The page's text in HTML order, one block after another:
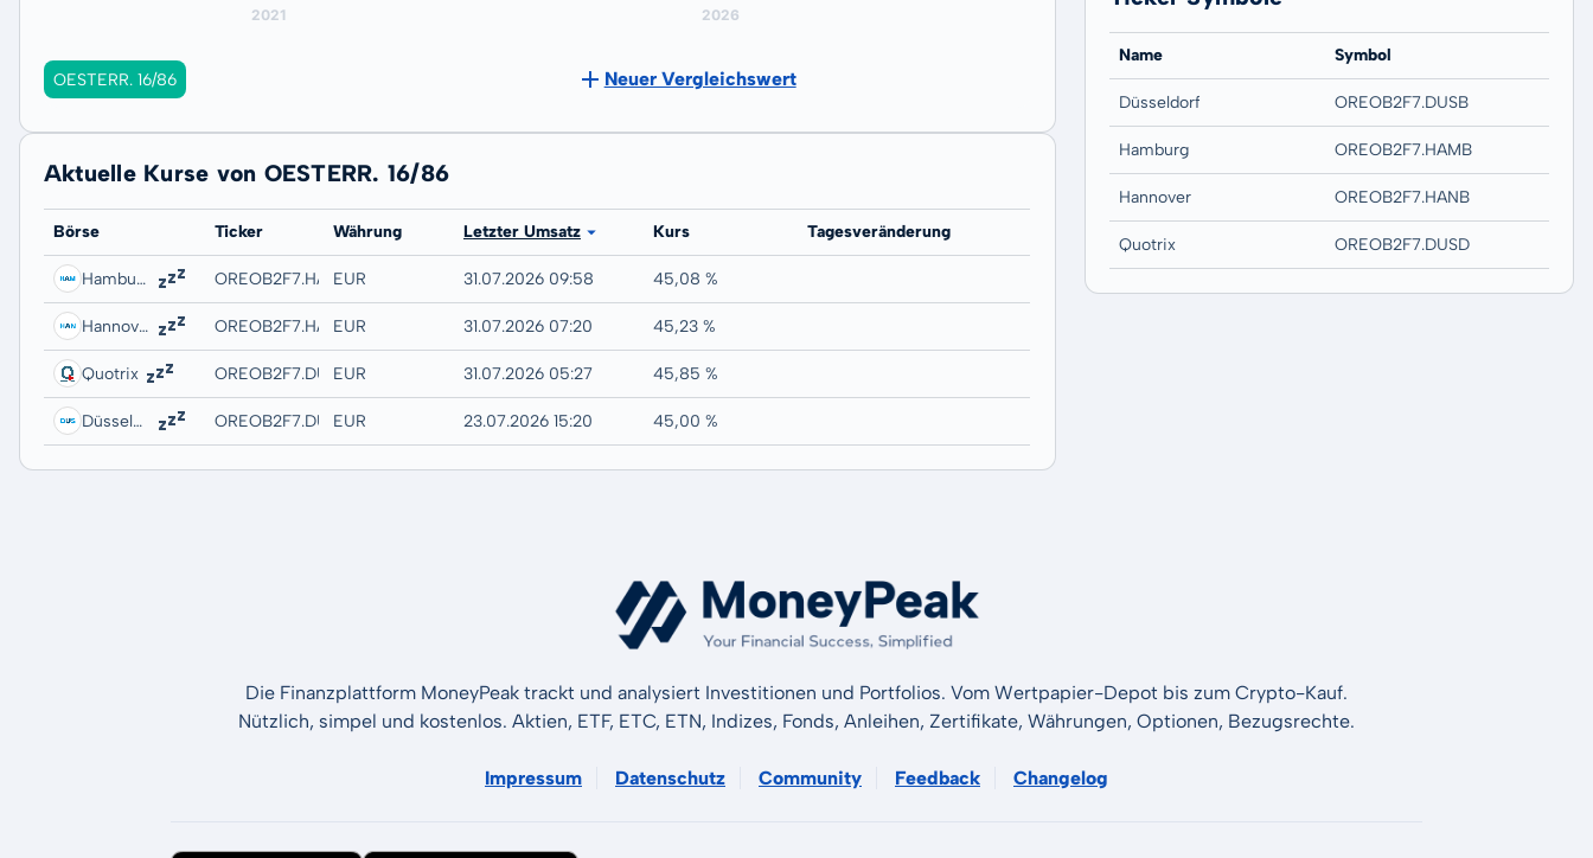
OESTERR. 16/86 Neuer Vergleichswert
Aktuelle Kurse von OESTERR. 16/86
Börse Ticker Währung Letzter Umsatz Kurs Tagesveränderung
Hamburg OREOB2F7.HAMBEUR 31.07.2026 09:58 45,08 %
Hannover OREOB2F7.HANBEUR 31.07.2026 07:20 45,23 %
Quotrix OREOB2F7.DUSDEUR 31.07.2026 05:27 45,85 %
Düsseldorf OREOB2F7.DUSBEUR 23.07.2026 15:20 45,00 %
Name Symbol
Düsseldorf OREOB2F7.DUSB
Hamburg OREOB2F7.HAMB
Hannover OREOB2F7.HANB
Quotrix OREOB2F7.DUSD
Die Finanzplattform MoneyPeak trackt und analysiert Investitionen und Portfolios. Vom Wertpapier-Depot bis zum Crypto-Kauf.
Nützlich, simpel und kostenlos. Aktien, ETF, ETC, ETN, Indizes, Fonds, Anleihen, Zertifikate, Währungen, Optionen, Bezugsrechte.
Impressum Datenschutz Community Feedback Changelog